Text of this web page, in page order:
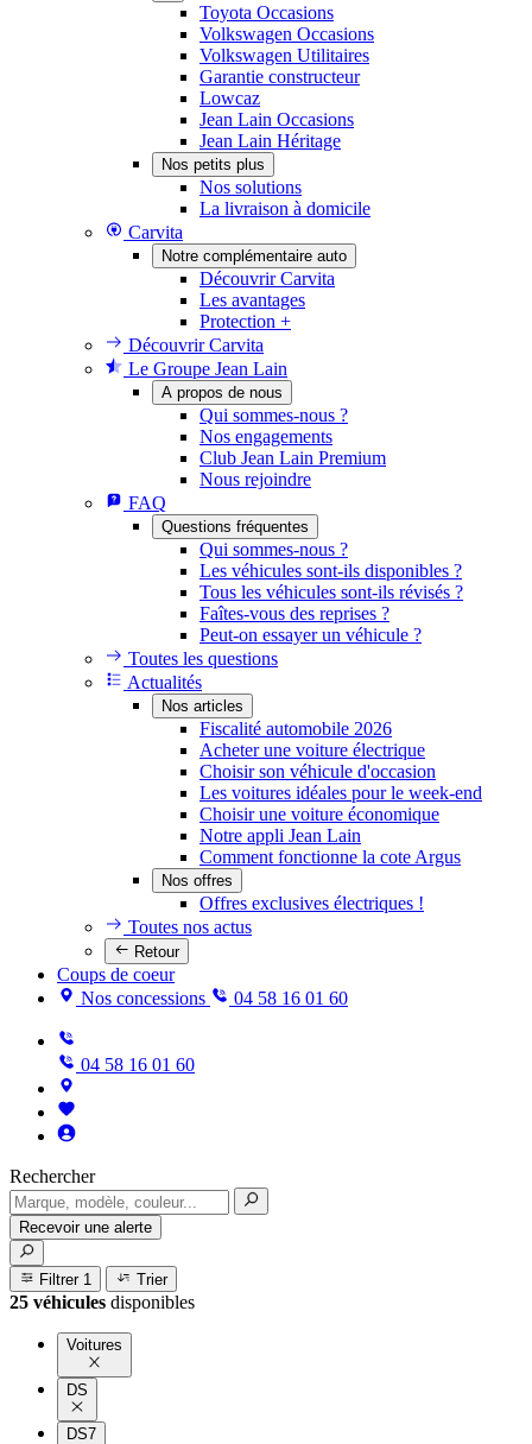
Toyota Occasions
Volkswagen Occasions
Volkswagen Utilitaires
Garantie constructeur
Lowcaz
Jean Lain Occasions
Jean Lain Héritage
Nos petits plus
Nos solutions
La livraison à domicile
Carvita
Notre complémentaire auto
Découvrir Carvita
Les avantages
Protection +
Découvrir Carvita
Le Groupe Jean Lain
A propos de nous
Qui sommes-nous ?
Nos engagements
Club Jean Lain Premium
Nous rejoindre
FAQ
Questions fréquentes
Qui sommes-nous ?
Les véhicules sont-ils disponibles ?
Tous les véhicules sont-ils révisés ?
Faîtes-vous des reprises ?
Peut-on essayer un véhicule ?
Toutes les questions
Actualités
Nos articles
Fiscalité automobile 2026
Acheter une voiture électrique
Choisir son véhicule d'occasion
Les voitures idéales pour le week-end
Choisir une voiture économique
Notre appli Jean Lain
Comment fonctionne la cote Argus
Nos offres
Offres exclusives électriques !
Toutes nos actus
Retour
Coups de coeur
Nos concessions
04 58 16 01 60
04 58 16 01 60
Rechercher
Recevoir une alerte
Filtrer 1 Trier
25 véhicules disponibles
Voitures
DS
DS7